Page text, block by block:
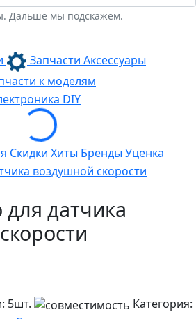
Дальше мы подскажем.
Запчасти Аксессуары
к моделям
DIY
Loading...
Скидки Хиты Бренды Уценка
датчика
5шт.
Категория: